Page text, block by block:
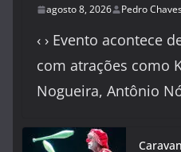
agosto 8, 2026 Pedro
‹ › Evento acontece
com atrações como
Nogueira, Antônio